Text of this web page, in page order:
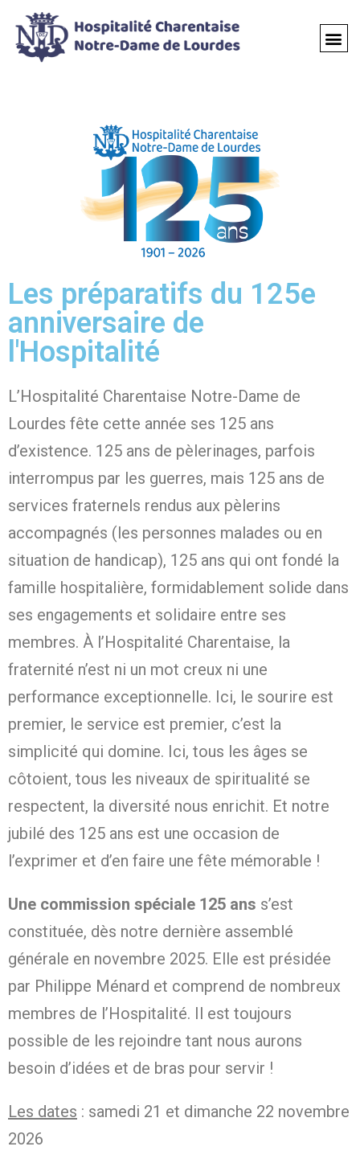
Les préparatifs du 125e
anniversaire de
l'Hospitalité
L’Hospitalité Charentaise Notre-Dame de
Lourdes fête cette année ses 125 ans
d’existence. 125 ans de pèlerinages, parfois
interrompus par les guerres, mais 125 ans de
services fraternels rendus aux pèlerins
accompagnés (les personnes malades ou en
situation de handicap), 125 ans qui ont fondé la
famille hospitalière, formidablement solide dans
ses engagements et solidaire entre ses
membres. À l’Hospitalité Charentaise, la
fraternité n’est ni un mot creux ni une
performance exceptionnelle. Ici, le sourire est
premier, le service est premier, c’est la
simplicité qui domine. Ici, tous les âges se
côtoient, tous les niveaux de spiritualité se
respectent, la diversité nous enrichit. Et notre
jubilé des 125 ans est une occasion de
l’exprimer et d’en faire une fête mémorable !
Une commission spéciale 125 ans s’est
constituée, dès notre dernière assemblé
générale en novembre 2025. Elle est présidée
par Philippe Ménard et comprend de nombreux
membres de l’Hospitalité. Il est toujours
possible de les rejoindre tant nous aurons
besoin d’idées et de bras pour servir !
Les dates : samedi 21 et dimanche 22 novembre
2026